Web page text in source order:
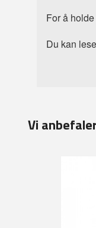
For å
Du kan
Vi